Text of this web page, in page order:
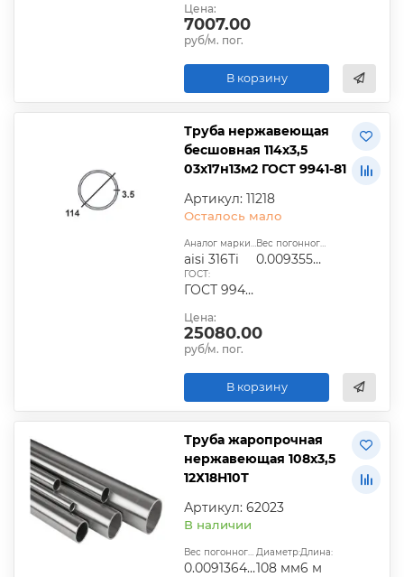
Цена:
7007.00
руб/м. пог.
В корзину
Труба нержавеющая
бесшовная 114х3,5
03х17н13м2 ГОСТ 9941-81
Артикул: 11218
Осталось мало
Аналог марки стали:
aisi 316Ti
Вес погонного метра, т.:
0.0093554825
ГОСТ:
ГОСТ 9940-81, ГОСТ 9941-81, ГОСТ 24030-80, ГОСТ 10498-82
Цена:
25080.00
руб/м. пог.
В корзину
Труба жаропрочная
нержавеющая 108х3,5
12Х18Н10Т
Артикул: 62023
В наличии
Вес погонного метра, т.:
0.009136435
Диаметр:
108 мм
Длина:
6 м